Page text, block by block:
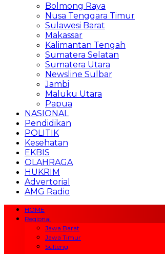
Bolmong Raya
Nusa Tenggara Timur
Sulawesi Barat
Makassar
Kalimantan Tengah
Sumatera Selatan
Sumatera Utara
Newsline Sulbar
Jambi
Maluku Utara
Papua
NASIONAL
Pendidikan
POLITIK
Kesehatan
EKBIS
OLAHRAGA
HUKRIM
Advertorial
AMG Radio
HOME
Regional
Jawa Barat
Jawa Timur
Sulteng